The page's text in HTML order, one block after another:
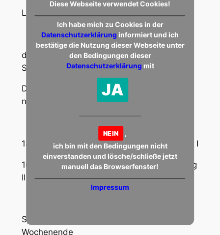
Diese Webseite verwendet Cookies!
Ich habe mich zu Cookies in der
Datenschutzerklärung informiert und ich
bestätige die Nutzung dieser Webseite unter
den Bedingungen dieser
Datenschutzerklärung mit
JA
NEIN
,
ich bin mit den Bedingungen nicht
einverstanden und lösche/schließe jetzt
manuell das Browserfenster!
Impressum
Liebe Sportfreunde,
die Spiele unserer 1. & 2. Mannschaft für
Samstag, 01.12.2018 sind abgesagt.
Die beiden Partien werden am 20.04.2019
nachgeholt.
14:30 Uhr SV Krettnach I – SV Freudenburg I
16:30 Uhr SV-Krettnach II – SV Freudenburg
II
Sportliche Grüße und ein schönes
Wochenende